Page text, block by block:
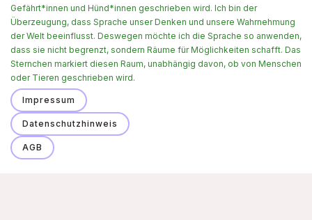
Gefährt*innen und Hünd*innen geschrieben wird. Ich bin der
Überzeugung, dass Sprache unser Denken und unsere Wahrnehmung
der Welt beeinflusst. Deswegen möchte ich die Sprache so anwenden,
dass sie nicht begrenzt, sondern Räume für Möglichkeiten schafft. Das
Sternchen markiert diesen Raum, unabhängig davon, ob von Menschen
oder Tieren geschrieben wird.
Impressum
Datenschutzhinweis
AGB